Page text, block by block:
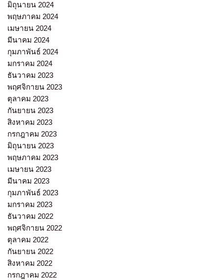
มิถุนายน 2024
พฤษภาคม 2024
เมษายน 2024
มีนาคม 2024
กุมภาพันธ์ 2024
มกราคม 2024
ธันวาคม 2023
พฤศจิกายน 2023
ตุลาคม 2023
กันยายน 2023
สิงหาคม 2023
กรกฎาคม 2023
มิถุนายน 2023
พฤษภาคม 2023
เมษายน 2023
มีนาคม 2023
กุมภาพันธ์ 2023
มกราคม 2023
ธันวาคม 2022
พฤศจิกายน 2022
ตุลาคม 2022
กันยายน 2022
สิงหาคม 2022
กรกฎาคม 2022